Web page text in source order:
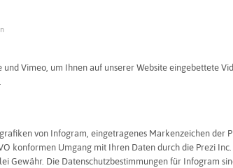
Fakultät
Rhein-Waal)
Friedrich-
und Vimeo, um Ihnen auf unserer Website eingebettete
von Infogram, eingetragenes Markenzeichen der
konformen Umgang mit Ihren Daten durch die Prezi Inc.
Gewähr. Die Datenschutzbestimmungen für Infogram